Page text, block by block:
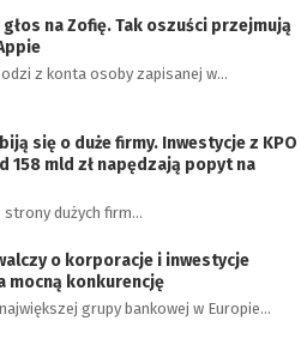
na Zofię. Tak oszuści przejmują
z konta osoby zapisanej w…
się o duże firmy. Inwestycje z KPO
158 mld zł napędzają popyt na
strony dużych firm…
o korporacje i inwestycje
mocną konkurencję
grupy bankowej w Europie…